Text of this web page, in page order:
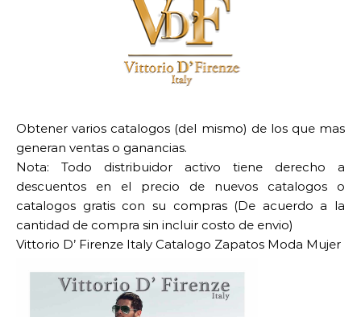
Obtener varios catalogos (del mismo) de los que mas
generan ventas o ganancias.
Nota: Todo distribuidor activo tiene derecho a
descuentos en el precio de nuevos catalogos o
catalogos gratis con su compras (De acuerdo a la
cantidad de compra sin incluir costo de envio)
Vittorio D’ Firenze Italy Catalogo Zapatos Moda Mujer